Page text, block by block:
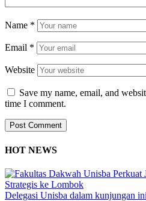
Name *
Email *
Website
Save my name, email, and
time I comment.
HOT NEWS
Delegasi Unisba dalam kunjungan